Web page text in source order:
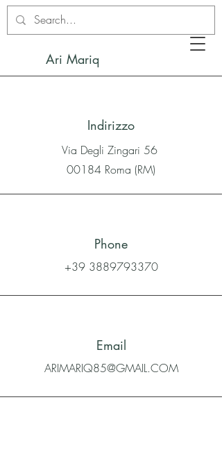
Ari Mariq
Indirizzo
Via Degli Zingari 56
00184 Roma (RM)
Phone
+39 3889793370
Email
ARIMARIQ85@GMAIL.COM